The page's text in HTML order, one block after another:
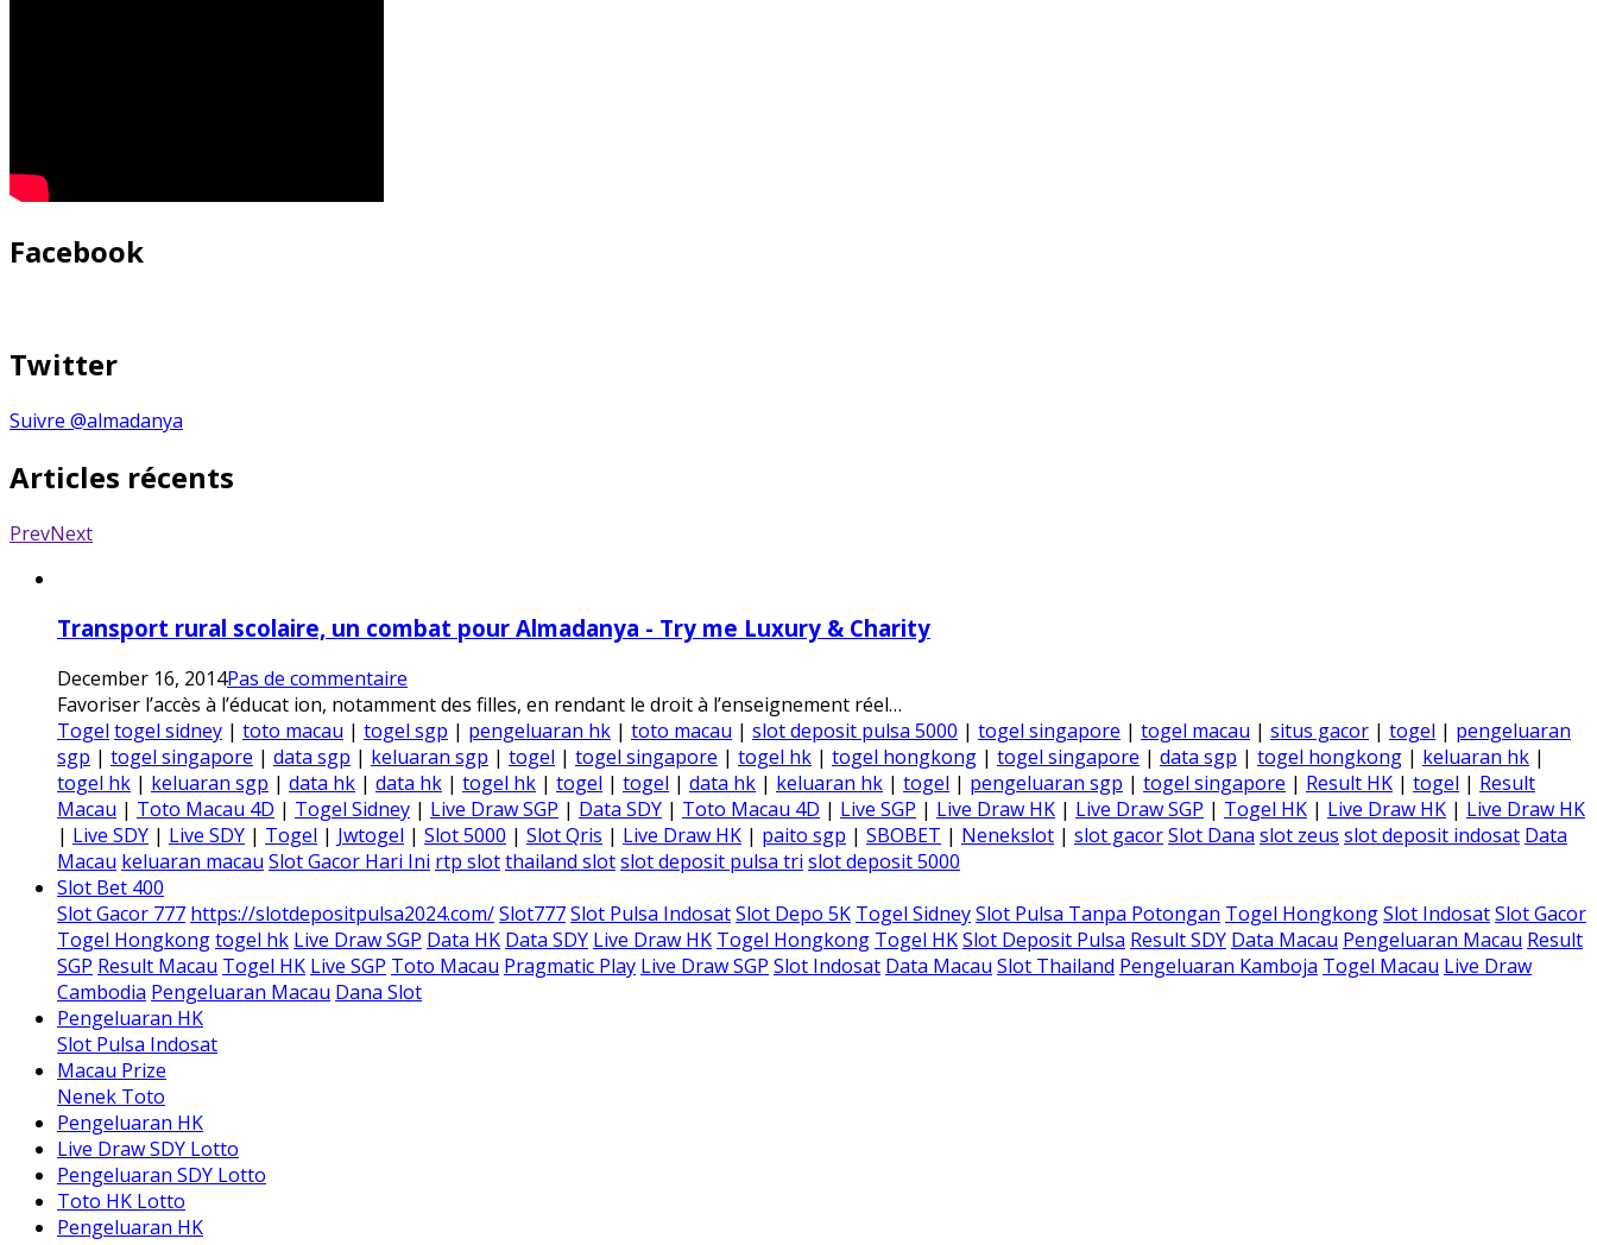
Facebook
Twitter
Suivre @almadanya
Articles récents
PrevNext
Transport rural scolaire, un combat pour Almadanya - Try me Luxury & Charity
December 16, 2014Pas de commentaire
Favoriser l’accès à l’éducat ion, notamment des filles, en rendant le droit à l’enseignement réel…
Togel togel sidney | toto macau | togel sgp | pengeluaran hk | toto macau | slot deposit pulsa 5000 | togel singapore | togel macau | situs gacor | togel | pengeluaran
sgp | togel singapore | data sgp | keluaran sgp | togel | togel singapore | togel hk | togel hongkong | togel singapore | data sgp | togel hongkong | keluaran hk |
togel hk | keluaran sgp | data hk | data hk | togel hk | togel | togel | data hk | keluaran hk | togel | pengeluaran sgp | togel singapore | Result HK | togel | Result
Macau | Toto Macau 4D | Togel Sidney | Live Draw SGP | Data SDY | Toto Macau 4D | Live SGP | Live Draw HK | Live Draw SGP | Togel HK | Live Draw HK | Live Draw HK
| Live SDY | Live SDY | Togel | Jwtogel | Slot 5000 | Slot Qris | Live Draw HK | paito sgp | SBOBET | Nenekslot | slot gacorSlot Dana slot zeus slot deposit indosat Data
Macau keluaran macau Slot Gacor Hari Ini rtp slotthailand slotslot deposit pulsa tri slot deposit 5000
Slot Bet 400
Slot Gacor 777 https://slotdepositpulsa2024.com/Slot777Slot Pulsa IndosatSlot Depo 5K Togel SidneySlot Pulsa Tanpa Potongan Togel HongkongSlot IndosatSlot Gacor
Togel Hongkongtogel hk Live Draw SGP Data HK Data SDY Live Draw HK Togel Hongkong Togel HKSlot Deposit Pulsa Result SDY Data Macau Pengeluaran Macau Result
SGP Result Macau Togel HK Live SGP Toto Macau Pragmatic Play Live Draw SGP Slot Indosat Data Macau Slot Thailand Pengeluaran Kamboja Togel Macau Live Draw
Cambodia Pengeluaran Macau Dana Slot
Pengeluaran HK
Slot Pulsa Indosat
Macau Prize
Nenek Toto
Pengeluaran HK
Live Draw SDY Lotto
Pengeluaran SDY Lotto
Toto HK Lotto
Pengeluaran HK